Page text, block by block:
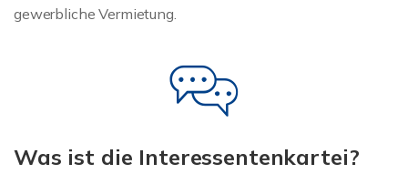
gewerbliche Vermietung.
Was ist die Interessentenkartei?